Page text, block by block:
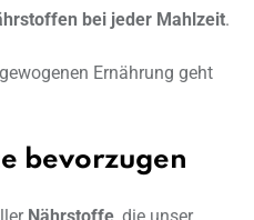
bei jeder Mahlzeit.
Ernährung geht
bevorzugen